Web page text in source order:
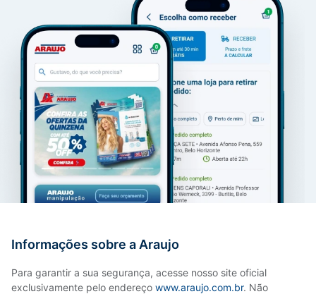
Informações sobre a Araujo
Para garantir a sua segurança, acesse nosso site oficial
exclusivamente pelo endereço www.araujo.com.br. Não